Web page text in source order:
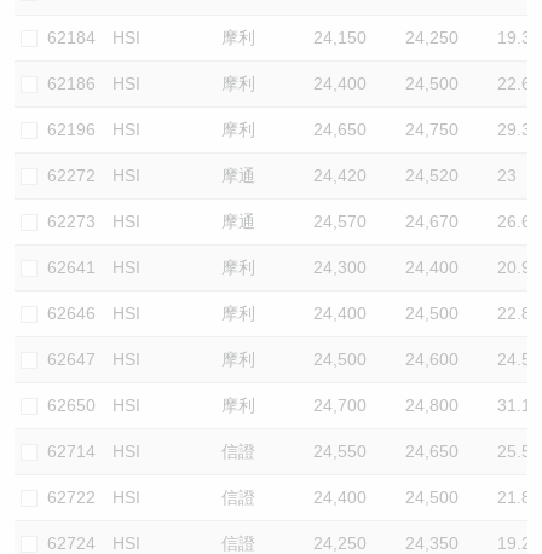
62184 HSI 摩利 24,150 24,250 19.3
62186 HSI 摩利 24,400 24,500 22.6
62196 HSI 摩利 24,650 24,750 29.3
62272 HSI 摩通 24,420 24,520 23
62273 HSI 摩通 24,570 24,670 26.6
62641 HSI 摩利 24,300 24,400 20.9
62646 HSI 摩利 24,400 24,500 22.8
62647 HSI 摩利 24,500 24,600 24.5
62650 HSI 摩利 24,700 24,800 31.1
62714 HSI 信證 24,550 24,650 25.5
62722 HSI 信證 24,400 24,500 21.8
62724 HSI 信證 24,250 24,350 19.2